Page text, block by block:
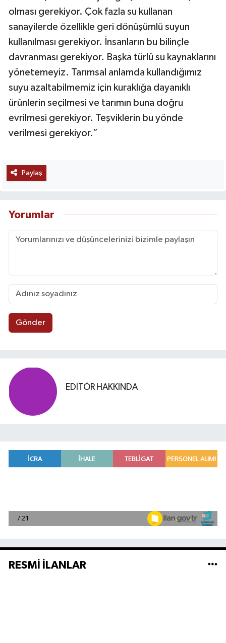
olması gerekiyor. Çok fazla su kullanan
sanayilerde özellikle geri dönüşümlü suyun
kullanılması gerekiyor. İnsanların bu bilinçle
davranması gerekiyor. Başka türlü su kaynaklarını
yönetemeyiz. Tarımsal anlamda kullandığımız
suyu azaltabilmemiz için kuraklığa dayanıklı
ürünlerin seçilmesi ve tarımın buna doğru
evrilmesi gerekiyor. Teşviklerin bu yönde
verilmesi gerekiyor.”
Paylaş
Yorumlar
Gönder
EDITÖR HAKKINDA
RESMİ İLANLAR